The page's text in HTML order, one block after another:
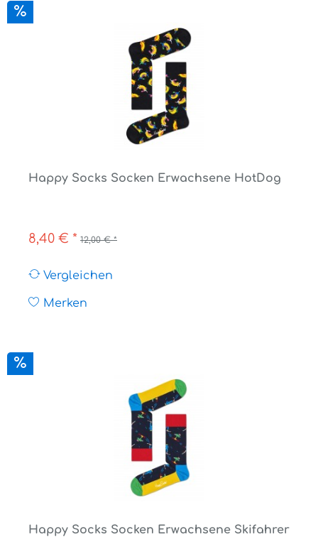
Happy Socks Socken Erwachsene HotDog
8,40 € * 12,00 € *
Vergleichen
Merken
Happy Socks Socken Erwachsene Skifahrer